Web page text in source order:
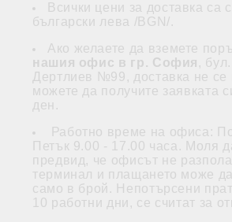
Всички цени за доставка са
български лева /BGN/.
Ако желаете да вземете
нашия офис в гр. София ,
Дертлиев №99, доставка не се
можете да получите заявката
ден.
Работно време на офиса:
Петък 9.00 - 17.00 часа. Моля
предвид, че офисът не
терминал и плащането може
само в брой. Непотърсени
10 работни дни, се считат за